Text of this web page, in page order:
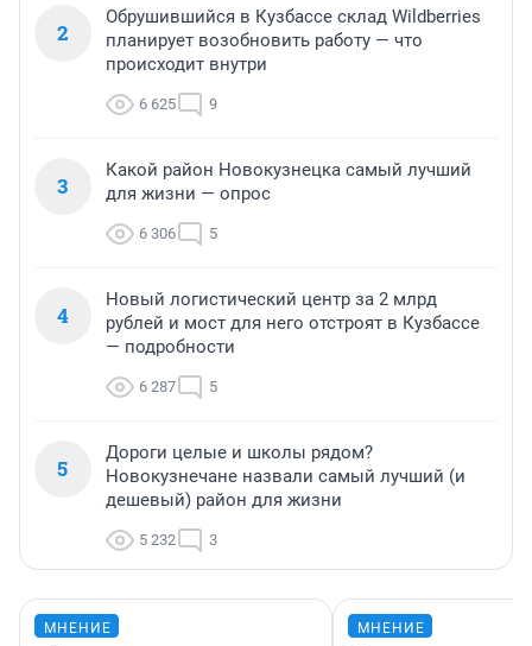
2
Обрушившийся в Кузбассе склад Wildberries
планирует возобновить работу — что
происходит внутри
6 625 9
3
Какой район Новокузнецка самый лучший
для жизни — опрос
6 306 5
4
Новый логистический центр за 2 млрд
рублей и мост для него отстроят в Кузбассе
— подробности
6 287 5
5
Дороги целые и школы рядом?
Новокузнечане назвали самый лучший (и
дешевый) район для жизни
5 232 3
МНЕНИЕ МНЕНИЕ